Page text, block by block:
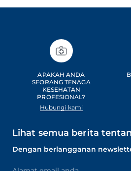
APAKAH ANDA
SEORANG TENAGA
KESEHATAN
PROFESIONAL?
Hubungi kami
Lihat semua berita
Dengan berlangganan